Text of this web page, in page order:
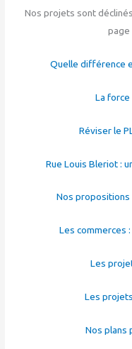
Nos projets sont
page
Quelle différence
La force
Réviser le
Rue Louis Bleriot :
Nos propositions
Les commerces
Les
Les
Nos plans